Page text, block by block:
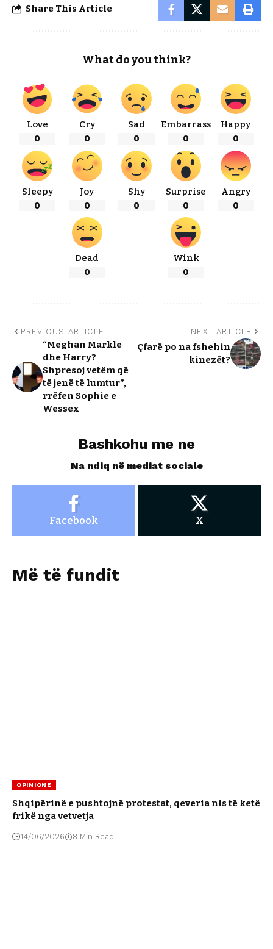
Share This Article
What do you think?
Love
0
Cry
0
Sad
0
Embarrass
0
Happy
0
Sleepy
0
Joy
0
Shy
0
Surprise
0
Angry
0
Dead
0
Wink
0
PREVIOUS ARTICLE
“Meghan Markle
dhe Harry?
Shpresoj vetëm që
të jenë të lumtur”,
rrëfen Sophie e
Wessex
NEXT ARTICLE
Çfarë po na fshehin
kinezët?
Bashkohu me ne
Na ndiq në mediat sociale
Facebook X
Më të fundit
OPINIONE
Shqipërinë e pushtojnë protestat, qeveria nis të ketë
frikë nga vetvetja
14/06/2026 8 Min Read